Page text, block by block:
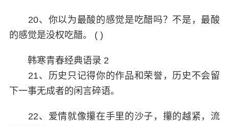
20、你以为最酸的感觉是吃醋吗？不是，最酸
的感觉是没权吃醋。 ( )
韩寒青春经典语录 2
21、历史只记得你的作品和荣誉，历史不会留
下一事无成者的闲言碎语。
22、爱情就像攥在手里的沙子，攥的越紧，流